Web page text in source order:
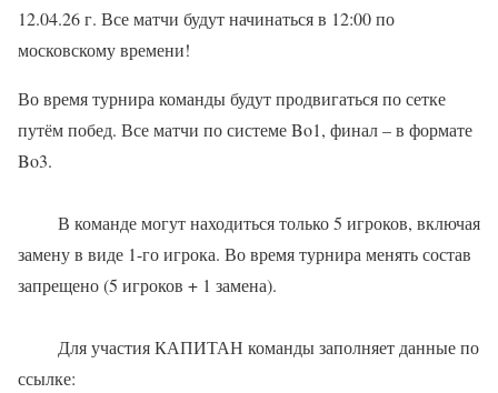
12.04.26 г. Все матчи будут начинаться в 12:00 по
московскому времени!
Во время турнира команды будут продвигаться по сетке
путём побед. Все матчи по системе Bo1, финал – в формате
Bo3.
В команде могут находиться только 5 игроков, включая
замену в виде 1-го игрока. Во время турнира менять состав
запрещено (5 игроков + 1 замена).
Для участия КАПИТАН команды заполняет данные по
ссылке: